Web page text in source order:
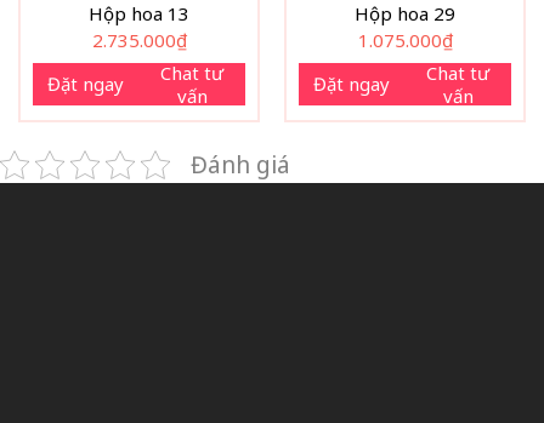
Hộp hoa 13
2.735.000₫
Đặt ngay
Chat tư
vấn
Hộp hoa 29
1.075.000₫
Đặt ngay
Chat tư
vấn
Đánh giá